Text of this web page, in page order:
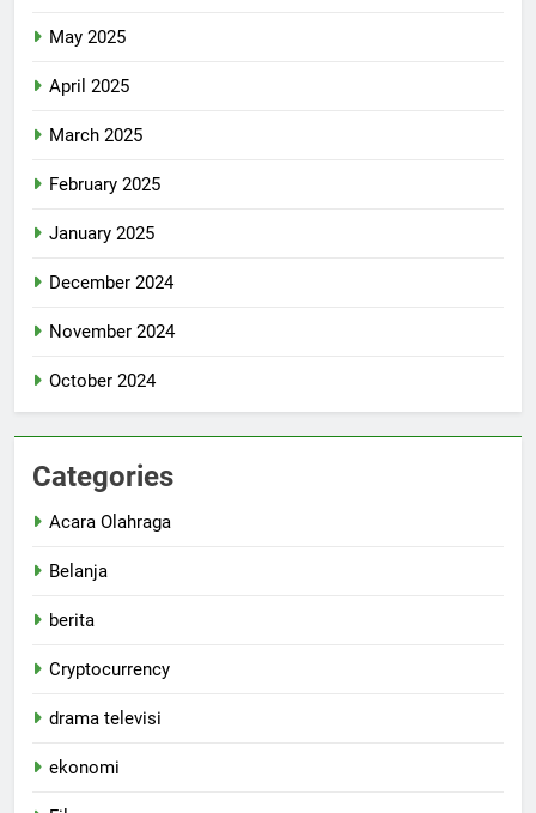
May 2025
April 2025
March 2025
February 2025
January 2025
December 2024
November 2024
October 2024
Categories
Acara Olahraga
Belanja
berita
Cryptocurrency
drama televisi
ekonomi